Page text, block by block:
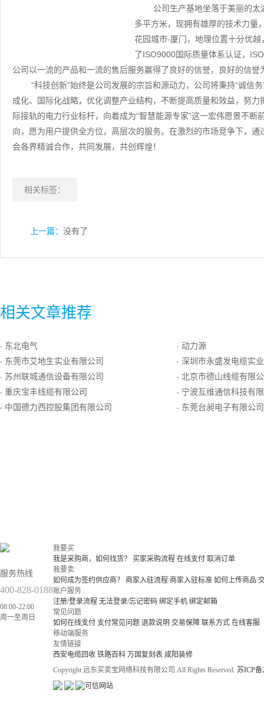
公司生产基地坐落于美丽的
多平方米，现拥有雄厚的技术力量
花园城市-厦门，地理位置十分优
了ISO9000国际质量体系认证，
公司以一流的产品和一流的售后服务赢得了良好的信誉，良好的信誉
“科技创新”始终是公司发展的宗旨和源动力，公司将秉持“诚信
成化、国际化战略，优化调整产业结构，不断提高质量和效益，努
际接轨的电力行业标杆，向着成为“智慧能源专家”这一宏伟愿景不
向，愿为用户提供全方位，高层次的服务。在激烈的市场竞争下，
会各界精诚合作，共同发展，共创辉煌！
相关标签：
上一篇： 没有了
相关文章推荐
· 东北电气
· 东莞市艾地生实业有限公司
· 苏州联城通信设备有限公司
· 重庆宝丰线缆有限公司
· 中国德力西控股集团有限公司
· 动力源
· 深圳市永盛发电缆实业
· 北京市德山线缆有限
· 宁波互维通信科技有
· 东莞台昶电子有限公司
服务热线
400-828-0188
08:00-22:00
周一至周日
我要买
我是采购商，如何找货？
买家采购流程 在线支付 取消订单
我要卖
如何成为签约供应商？
商家入驻流程 商家入驻标准 如何上传商品
账户服务
注册/登录流程 无法登录/忘记密码 绑定手机 绑定邮箱
常见问题
如何在线支付 支付常见问题 退款说明 交易保障 联系方式 在线客服
移动端服务
友情链接
西安电缆回收 铁路百科 万国复刻表 咸阳装修
Copyright 远东买卖宝网络科技有限公司.All Rights Reserved. 苏ICP备